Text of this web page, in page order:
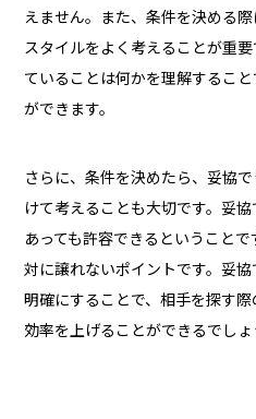
えません。また、条件を決める
スタイルをよく考えることが重
ていることは何かを理解するこ
ができます。
さらに、条件を決めたら、妥協
けて考えることも大切です。妥
あっても許容できるということ
対に譲れないポイントです。妥
明確にすることで、相手を探す
効率を上げることができるでしょ